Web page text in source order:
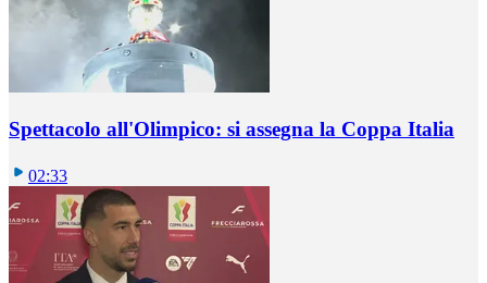
Spettacolo all'Olimpico: si assegna la Coppa Italia
02:33